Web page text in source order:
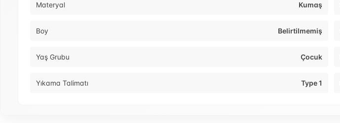
Materyal Kumaş
Boy Belirtilmemiş
Yaş Grubu Çocuk
Yıkama Talimatı Type 1